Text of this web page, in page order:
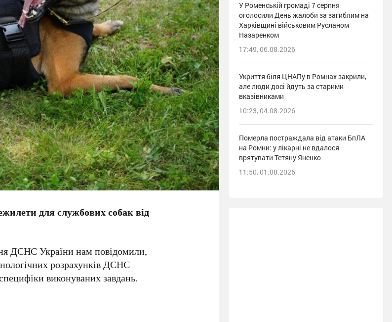
для службових собак від
ДСНС України нам повідомили,
розрахунків ДСНС
виконуваних завдань.
У Роменській громаді 7 серпня
оголосили День жалоби за загиблим на
Харківщині військовим Русланом
Назаренком
17:49, 06.08.2026
Укриття біля ЦНАПу в Ромнах закрили,
але люди досі йдуть за старими
вказівниками
10:23, 04.08.2026
Померла постраждала від атаки БпЛА
на Ромни: у лікарні не вдалося
врятувати Тетяну Яненко
11:50, 01.08.2026